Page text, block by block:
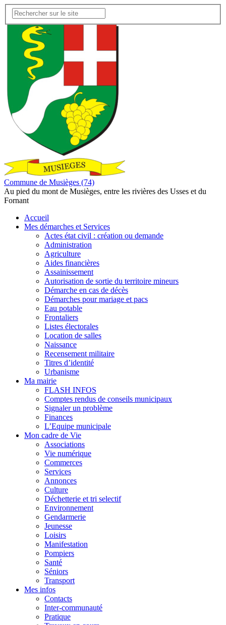
Commune de Musièges (74)
Au pied du mont de Musièges, entre les rivières des Usses et du
Fornant
Accueil
Mes démarches et Services
Actes état civil : création ou demande
Administration
Agriculture
Aides financières
Assainissement
Autorisation de sortie du territoire mineurs
Démarche en cas de décès
Démarches pour mariage et pacs
Eau potable
Frontaliers
Listes électorales
Location de salles
Naissance
Recensement militaire
Titres d’identité
Urbanisme
Ma mairie
FLASH INFOS
Comptes rendus de conseils municipaux
Signaler un problème
Finances
L’Equipe municipale
Mon cadre de Vie
Associations
Vie numérique
Commerces
Services
Annonces
Culture
Déchetterie et tri selectif
Environnement
Gendarmerie
Jeunesse
Loisirs
Manifestation
Pompiers
Santé
Séniors
Transport
Mes infos
Contacts
Inter-communauté
Pratique